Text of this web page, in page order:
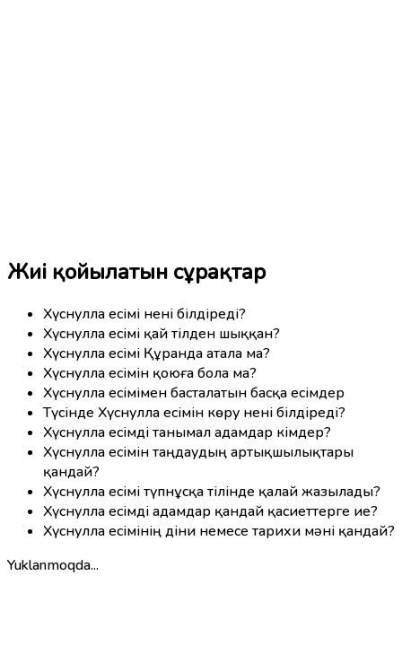
Жиі қойылатын сұрақтар
Хүснулла есімі нені білдіреді?
Хүснулла есімі қай тілден шыққан?
Хүснулла есімі Құранда атала ма?
Хүснулла есімін қоюға бола ма?
Хүснулла есімімен басталатын басқа есімдер
Түсінде Хүснулла есімін көру нені білдіреді?
Хүснулла есімді танымал адамдар кімдер?
Хүснулла есімін таңдаудың артықшылықтары
қандай?
Хүснулла есімі түпнұсқа тілінде қалай жазылады?
Хүснулла есімді адамдар қандай қасиеттерге ие?
Хүснулла есімінің діни немесе тарихи мәні қандай?
Yuklanmoqda...